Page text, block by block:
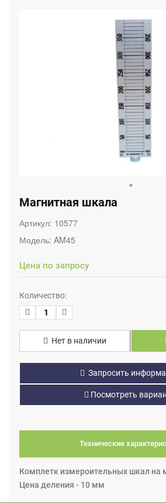
Магнитная шкала
Артикул: 10577
Модель: AM45
Цена по запросу
Количество:
Нет в наличии
Запросить
Посмотреть
Технические
Комплетк измероительных шкал на
Цена деления - 10 мм